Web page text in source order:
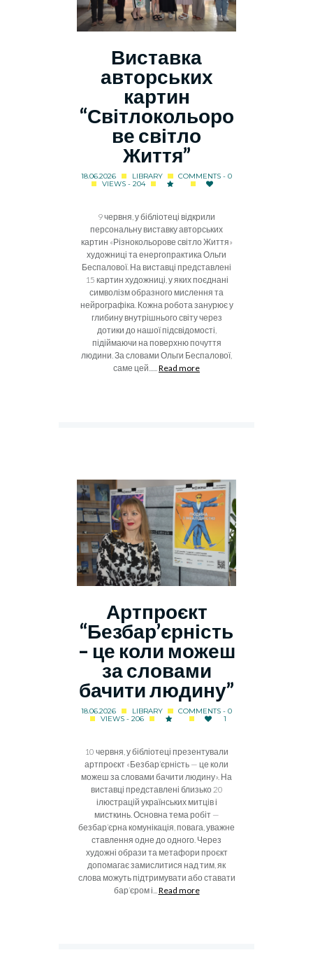
Виставка
авторських
картин
“Світлокольоро
ве світло
Життя”
18.06.2026 LIBRARY
COMMENTS - 0
VIEWS - 204
9 червня, у бібліотеці відкрили
персональну виставку авторських
картин «Різнокольорове світло Життя»
художниці та енергопрактика Ольги
Беспалової. На виставці представлені
15 картин художниці, у яких поєднані
символізм образного мислення та
нейрографіка. Кожна робота занурює у
глибину внутрішнього світу через
дотики до нашої підсвідомості,
підіймаючи на поверхню почуття
людини. За словами Ольги Беспалової,
саме цей......Read more
Артпроєкт
“Безбар’єрність
– це коли можеш
за словами
бачити людину”
18.06.2026 LIBRARY
COMMENTS - 0
VIEWS - 206
1
10 червня, у бібліотеці презентували
артпроєкт «Безбар’єрність — це коли
можеш за словами бачити людину». На
виставці представлені близько 20
ілюстрацій українських митців і
мисткинь. Основна тема робіт —
безбар’єрна комунікація, повага, уважне
ставлення одне до одного. Через
художні образи та метафори проєкт
допомагає замислитися над тим, як
слова можуть підтримувати або ставати
бар’єром і... Read more